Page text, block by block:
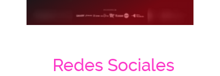
Redes Sociales